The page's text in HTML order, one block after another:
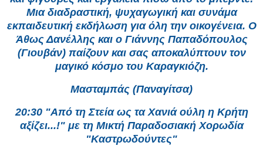
Μια διαδραστική, ψυχαγωγική και συνάμα
εκπαιδευτική εκδήλωση για όλη την οικογένεια. Ο
Άθως Δανέλλης και ο Γιάννης Παπαδόπουλος
(Γιουβάν) παίζουν και σας αποκαλύπτουν τον
μαγικό κόσμο του Καραγκιόζη.
Μασταμπάς (Παναγίτσα)
20:30 "Από τη Στεία ως τα Χανιά ούλη η Κρήτη
αξίζει...!" με τη Μικτή Παραδοσιακή Χορωδία
"Καστρωδούντες"